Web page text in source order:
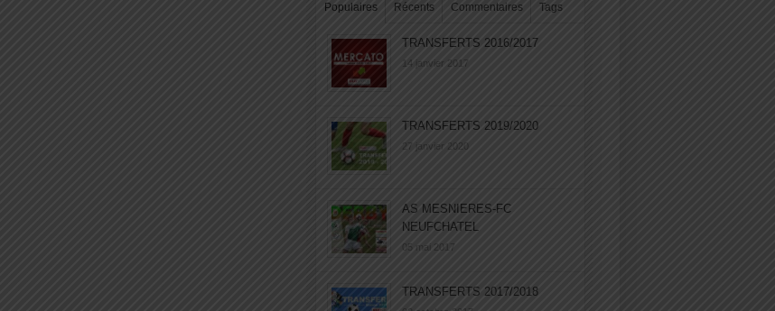
Populaires Récents Commentaires Tags
TRANSFERTS 2016/2017
14 janvier 2017
TRANSFERTS 2019/2020
27 janvier 2020
AS MESNIERES-FC
NEUFCHATEL
05 mai 2017
TRANSFERTS 2017/2018